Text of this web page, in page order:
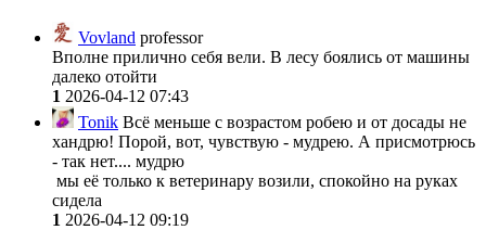
Vovland professor
Вполне прилично себя вели. В лесу боялись от машины
далеко отойти
1 2026-04-12 07:43
Tonik Всё меньше с возрастом робею и от досады не
хандрю! Порой, вот, чувствую - мудрею. А присмотрюсь
- так нет.... мудрю
мы её только к ветеринару возили, спокойно на руках
сидела
1 2026-04-12 09:19